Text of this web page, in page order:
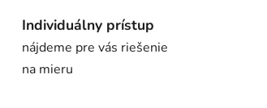
Individuálny prístup
nájdeme pre vás riešenie
na mieru